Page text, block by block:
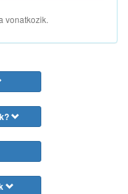
vonatkozik.